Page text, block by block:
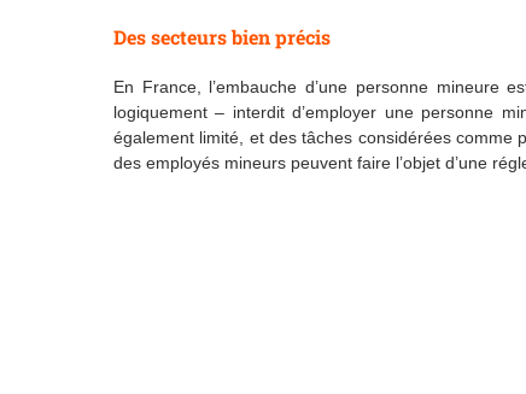
Des secteurs bien précis
En France, l’embauche d’une personne mineure
logiquement – interdit d’employer une personne
également limité, et des tâches considérées comme
des employés mineurs peuvent faire l’objet d’une